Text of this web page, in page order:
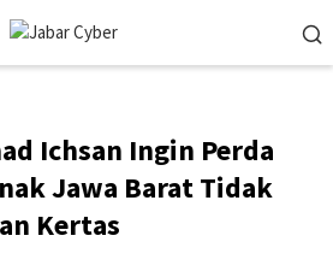
Ichsan Ingin Perda
Jawa Barat Tidak
Kertas